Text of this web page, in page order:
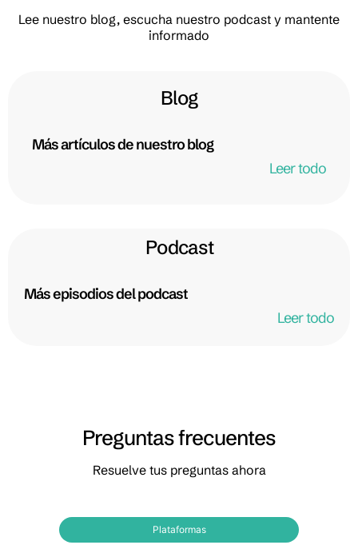
Lee nuestro blog, escucha nuestro podcast y mantente
informado
Blog
Más artículos de nuestro blog
Leer todo
Podcast
Más episodios del podcast
Leer todo
Preguntas frecuentes
Resuelve tus preguntas ahora
Plataformas